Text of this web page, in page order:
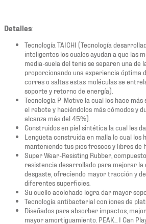
Detalles:
Tecnología TAICHI (Tecnología
inteligentes los cuales ayudan a que las
media-suela del tenis se separen una de
proporcionando una experiencia óptima
corres o saltas estas moléculas se
soporte y retorno de energía).
Tecnología P-Motive la cual los hace
el rebote y haciéndolos más cómodos y
alcanza más del 45%).
Construidos en piel sintética la cual les
Lengüeta construida en malla lo cual los
manteniendo tus pies frescos y libres de
Super Wear-Resisting Rubber,
resistencia desarrollado para mejorar la
desgaste, ofreciendo mayor tracción y
diferentes superficies.
Su cuello acolchado logra dar mayor
Tecnología antibacterial con iones de
Diseñados para absorber impactos,
mayor amortiguamiento. PEAK... I Can